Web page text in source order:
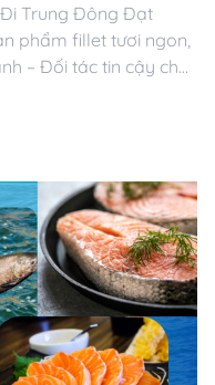
Đi Trung Đông Đạt
phẩm fillet tươi ngon,
– Đối tác tin cậy cho